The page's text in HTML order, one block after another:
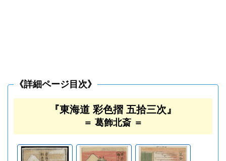
《詳細ページ目次》
『東海道 彩色摺 五拾三次』
＝ 葛飾北斎 ＝